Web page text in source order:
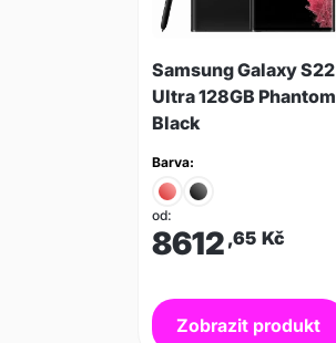
Samsung Galaxy S22
Ultra 128GB Phantom
Black
Barva:
od:
8612 ,65 Kč
Zobrazit produkt